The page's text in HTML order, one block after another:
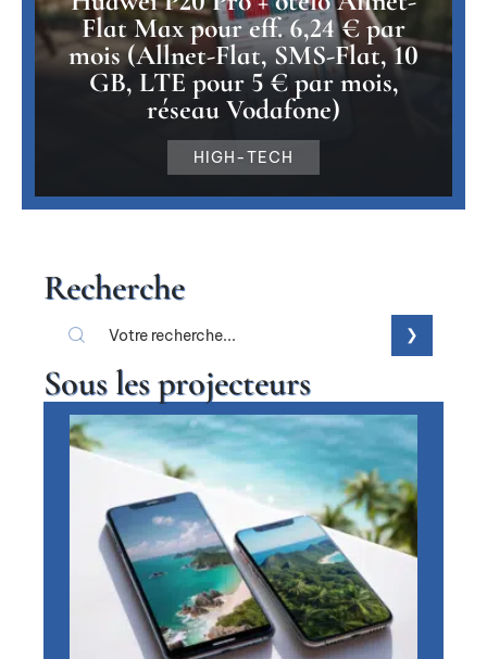
Flat Max pour eff. 6,24 € par
mois (Allnet-Flat, SMS-Flat, 10
GB, LTE pour 5 € par mois,
réseau Vodafone)
HIGH-TECH
Recherche
Sous les projecteurs